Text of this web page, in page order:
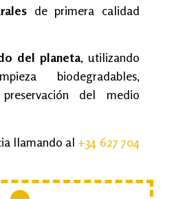
de primera calidad
del planeta, utilizando
biodegradables,
del medio
llamando al +34 627 704